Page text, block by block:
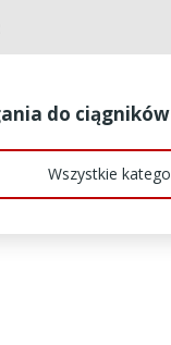
do ciągników